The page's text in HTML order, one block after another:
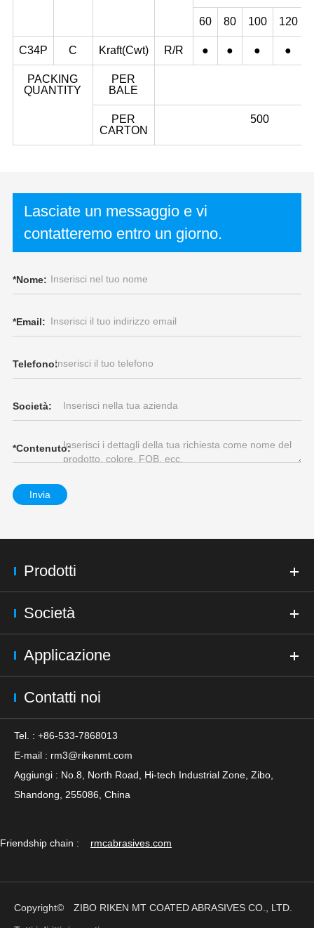
60 80 100 120
C34P C Kraft(Cwt) R/R ● ● ● ●
PACKING
QUANTITY
PER
BALE
PER
CARTON
500
Lasciate un messaggio e vi
contatteremo entro un giorno.
*Nome:
*Email:
Telefono:
Società:
*Contenuto:
Invia
Prodotti
Società
Applicazione
Contatti noi
Tel. : +86-533-7868013
E-mail : rm3@rikenmt.com
Aggiungi : No.8, North Road, Hi-tech Industrial Zone, Zibo,
Shandong, 255086, China
Friendship chain : rmcabrasives.com
Copyright©
ZIBO RIKEN MT COATED ABRASIVES CO., LTD.